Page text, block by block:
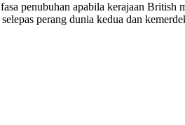
penubuhan apabila kerajaan
perang dunia kedua dan